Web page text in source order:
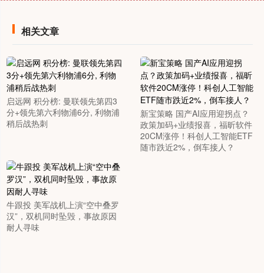
相关文章
启远网 积分榜: 曼联领先第四3
分+领先第六利物浦6分, 利物浦
稍后战热刺
新宝策略 国产AI应用迎拐点？
政策加码+业绩报喜，福昕软件
20CM涨停！科创人工智能ETF
随市跌近2%，倒车接人？
牛跟投 美军战机上演“空中叠罗
汉”，双机同时坠毁，事故原因
耐人寻味